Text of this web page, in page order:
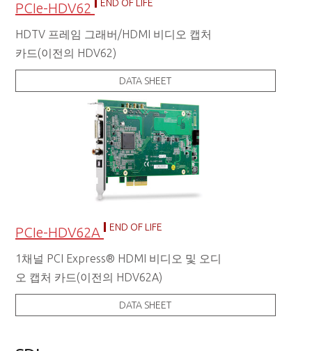
PCIe-HDV62 END OF LIFE
HDTV 프레임 그래버/HDMI 비디오 캡처
카드(이전의 HDV62)
DATA SHEET
PCIe-HDV62A END OF LIFE
1채널 PCI Express® HDMI 비디오 및 오디
오 캡처 카드(이전의 HDV62A)
DATA SHEET